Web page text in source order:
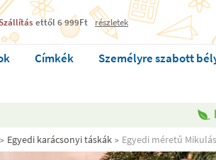
ettől 6 999Ft részletek
Címkék Személyre szabott
Egyedi karácsonyi táskák Egyedi méretű